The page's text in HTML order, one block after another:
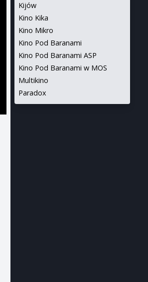
Kijów
Kino Kika
Kino Mikro
Kino Pod Baranami
Kino Pod Baranami ASP
Kino Pod Baranami w MOS
Multikino
Paradox